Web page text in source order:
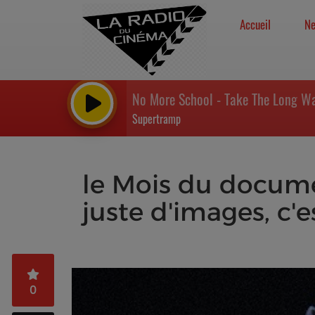
Accueil
No More School - Take The Long
Supertramp
le Mois du
juste d'images,
0